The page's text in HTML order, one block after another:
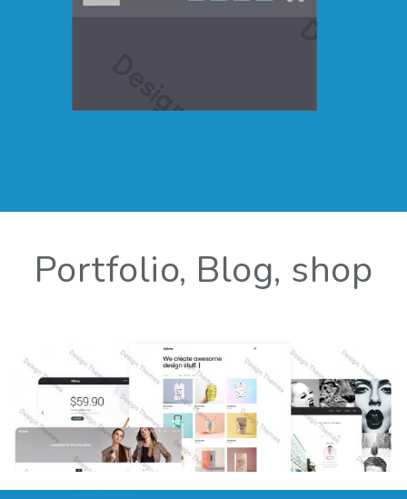
Portfolio, Blog, shop